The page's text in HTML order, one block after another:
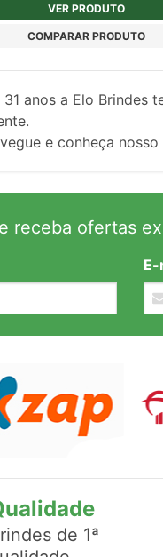
VER PRODUTO
COMPARAR PRODUTO
31 anos a Elo Brindes
e conheça
receba ofertas
E-
de 1ª